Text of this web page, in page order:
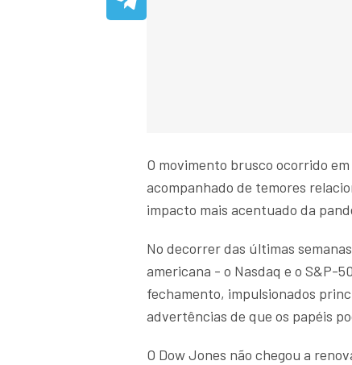
O movimento brusco ocorrido
acompanhado de temores
impacto mais acentuado da
No decorrer das últimas
americana - o Nasdaq e o S&P-
fechamento, impulsionados
advertências de que os papéis
O Dow Jones não chegou a